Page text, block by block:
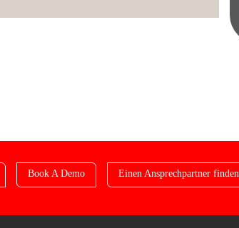
Book A Demo Einen Ansprechpartner finden